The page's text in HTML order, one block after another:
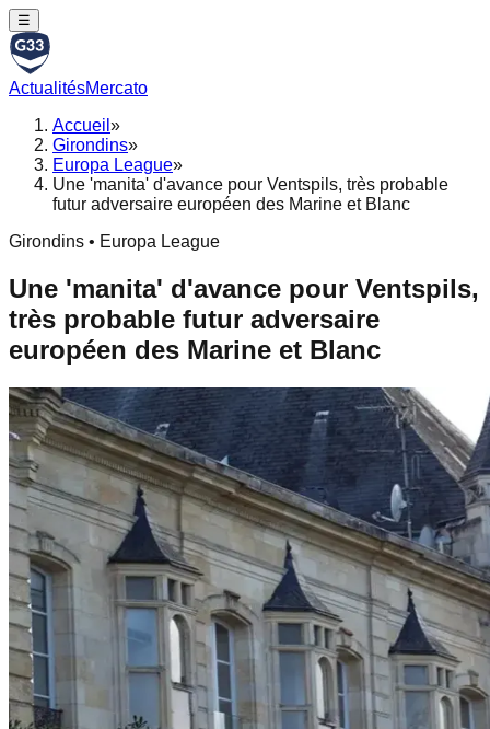
☰
ActualitésMercato
Accueil »
Girondins»
Europa League»
Une 'manita' d'avance pour Ventspils, très probable
futur adversaire européen des Marine et Blanc
Girondins • Europa League
Une 'manita' d'avance pour Ventspils,
très probable futur adversaire
européen des Marine et Blanc